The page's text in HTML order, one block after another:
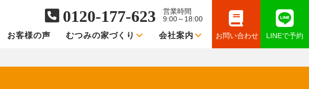
0120-177-623
営業時間
9:00～18:00
お客様の声 むつみの家づくり 会社案内 お問い合わせ LINEで予約